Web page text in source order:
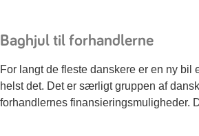
Baghjul til forhandlerne
For langt de fleste danskere er en ny bil
helst det. Det er særligt gruppen af
forhandlernes finansieringsmuligheder.